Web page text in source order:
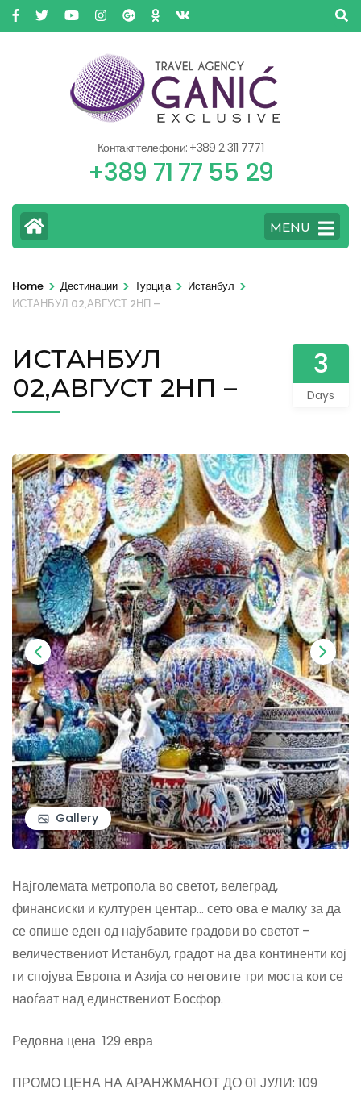
Контакт телефони: +389 2 311 7771
+389 71 77 55 29
MENU
Home > Дестинации > Турција > Истанбул >
ИСТАНБУЛ 02,АВГУСТ 2НП –
ИСТАНБУЛ
02,АВГУСТ 2НП –
3
Days
Gallery
Најголемата метропола во светот, велеград,
финансиски и културен центар… сето ова е малку за да
се опише еден од најубавите градови во светот –
величествениот Истанбул, градот на два континенти кој
ги спојува Европа и Азија со неговите три моста кои се
наоѓаат над единствениот Босфор.
Редовна цена 129 евра
ПРОМО ЦЕНА НА АРАНЖМАНОТ ДО 01 ЈУЛИ: 109